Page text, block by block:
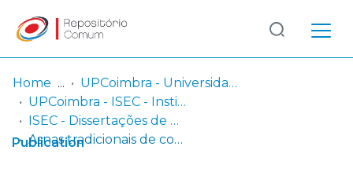
Communities
& Collections
Log
In
(current)
Home
UPCoimbra - Universidade Politécnica de Coimbra
UPCoimbra - ISEC - Instituto Superior de Engenharia de Coimbra
ISEC - Dissertações de Mestrado
Asnas tradicionais de cobertura : estudo de ligações com cavilha de aço em madeiras antigas
Publication